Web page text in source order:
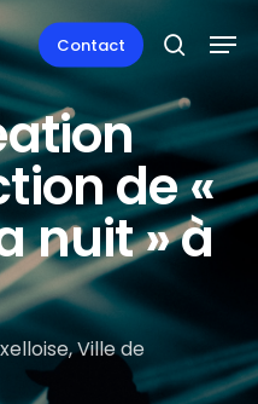
Contact search
de «
nuit » à
,Ville de